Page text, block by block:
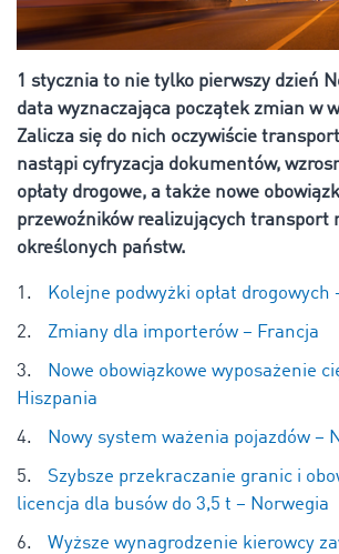
1 stycznia to nie tylko pierwszy dzień
data wyznaczająca początek zmian w
Zalicza się do nich oczywiście
nastąpi cyfryzacja dokumentów,
opłaty drogowe, a także nowe
przewoźników realizujących transport
określonych państw.
Kolejne podwyżki opłat drogowych
Zmiany dla importerów – Francja
Nowe obowiązkowe wyposażenie
Hiszpania
Nowy system ważenia pojazdów –
Szybsze przekraczanie granic i
licencja dla busów do 3,5 t – Norwegia
Wyższe wynagrodzenie kierowcy